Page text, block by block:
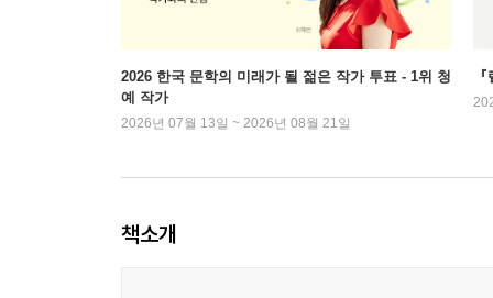
2026 한국 문학의 미래가 될 젊은 작가 투표 - 1위 청
예 작가
2026년 07월 13일 ~ 2026년 08월 21일
책소개